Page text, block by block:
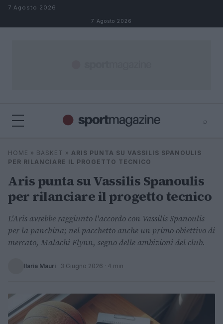
Salta al contenuto
7 Agosto 2026
7 Agosto 2026
⌕
Cerca
⌕
HOME » BASKET » ARIS PUNTA SU VASSILIS SPANOULIS
PER RILANCIARE IL PROGETTO TECNICO
Aris punta su Vassilis Spanoulis
per rilanciare il progetto tecnico
L'Aris avrebbe raggiunto l'accordo con Vassilis Spanoulis
per la panchina; nel pacchetto anche un primo obiettivo di
mercato, Malachi Flynn, segno delle ambizioni del club.
Ilaria Mauri · 3 Giugno 2026 · 4 min